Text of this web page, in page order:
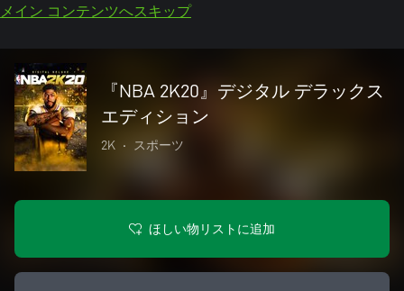
メイン コンテンツへスキップ
『NBA 2K20』デジタル デラックス
エディション
2K • スポーツ
ほしい物リストに追加